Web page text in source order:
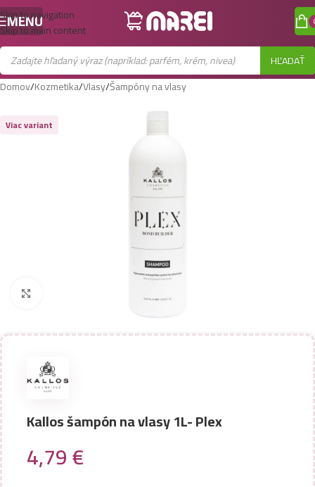
Skip to navigation
Skip to main content
MENU
HĽADAŤ
Domov/Kozmetika/Vlasy/Šampóny na vlasy
Viac variant
Kallos šampón na vlasy 1L- Plex
4,79€